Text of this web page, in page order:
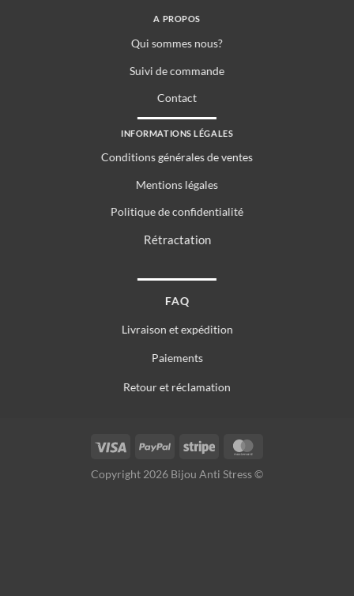
A PROPOS
Qui sommes nous?
Suivi de commande
Contact
INFORMATIONS LÉGALES
Conditions générales de ventes
Mentions légales
Politique de confidentialité
Rétractation
FAQ
Livraison et expédition
Paiements
Retour et réclamation
Copyright 2026 Bijou Anti Stress ©